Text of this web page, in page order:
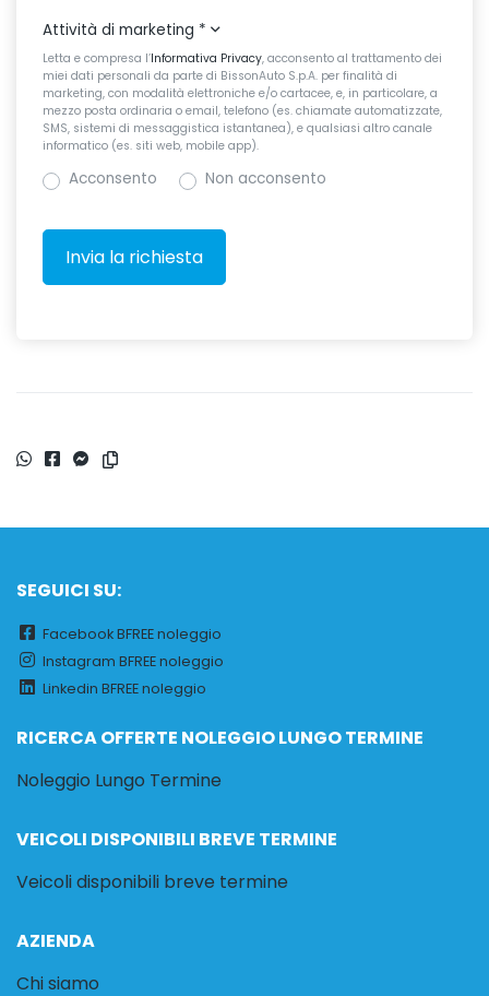
Attività di marketing *
Letta e compresa l’Informativa Privacy, acconsento al trattamento dei
miei dati personali da parte di BissonAuto S.p.A. per finalità di
marketing, con modalità elettroniche e/o cartacee, e, in particolare, a
mezzo posta ordinaria o email, telefono (es. chiamate automatizzate,
SMS, sistemi di messaggistica istantanea), e qualsiasi altro canale
informatico (es. siti web, mobile app).
Acconsento Non acconsento
SEGUICI SU:
Facebook BFREE noleggio
Instagram BFREE noleggio
Linkedin BFREE noleggio
RICERCA OFFERTE NOLEGGIO LUNGO TERMINE
Noleggio Lungo Termine
VEICOLI DISPONIBILI BREVE TERMINE
Veicoli disponibili breve termine
AZIENDA
Chi siamo